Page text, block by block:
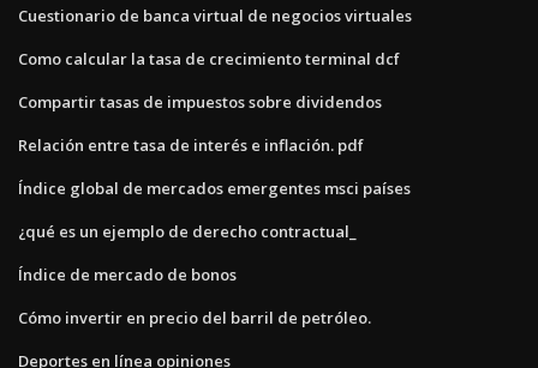
Cuestionario de banca virtual de negocios virtuales
Como calcular la tasa de crecimiento terminal dcf
Compartir tasas de impuestos sobre dividendos
Relación entre tasa de interés e inflación. pdf
Índice global de mercados emergentes msci países
¿qué es un ejemplo de derecho contractual_
Índice de mercado de bonos
Cómo invertir en precio del barril de petróleo.
Deportes en línea opiniones